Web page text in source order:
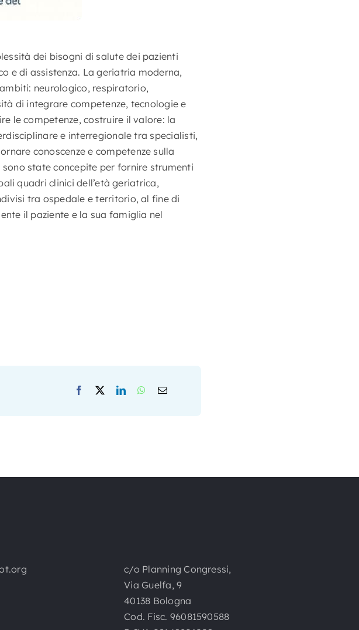
dei bisogni di salute dei pazienti
e di assistenza. La geriatria moderna,
neurologico, respiratorio,
di integrare competenze, tecnologie e
le competenze, costruire il valore: la
e interregionale tra specialisti,
conoscenze e competenze sulla
state concepite per fornire strumenti
quadri clinici dell’età geriatrica,
tra ospedale e territorio, al fine di
il paziente e la sua famiglia nel
c/o Planning Congressi,
Via Guelfa, 9
40138 Bologna
Cod. Fisc. 96081590588